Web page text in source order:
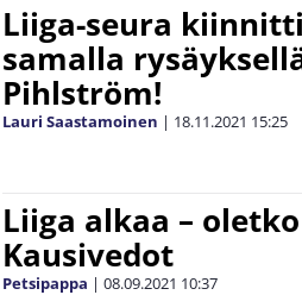
Liiga-seura
samalla
Pihlström!
Lauri Saastamoinen | 18.11.2021 15:25
Liiga alkaa –
Kausivedot
Petsipappa | 08.09.2021 10:37